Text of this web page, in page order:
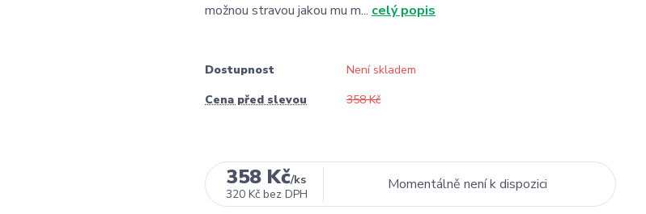
možnou stravou jakou mu m... celý popis
Dostupnost
Není skladem
Cena před slevou
358 Kč
358 Kč/ks
320 Kč bez DPH
Momentálně není k dispozici